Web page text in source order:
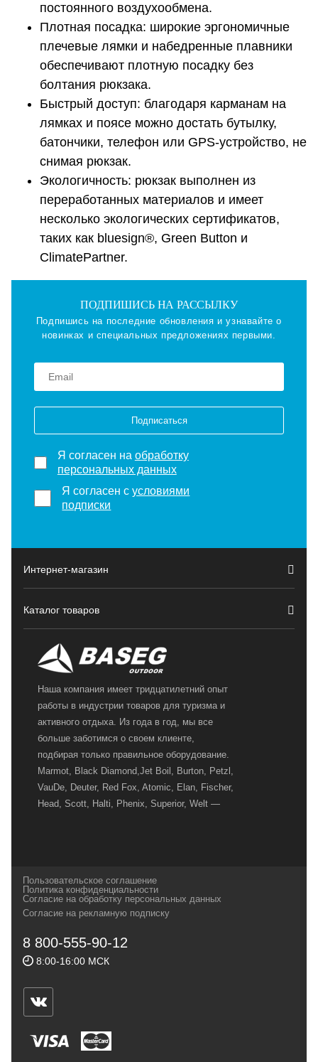
постоянного воздухообмена.
Плотная посадка: широкие эргономичные
плечевые лямки и набедренные плавники
обеспечивают плотную посадку без
болтания рюкзака.
Быстрый доступ: благодаря карманам на
лямках и поясе можно достать бутылку,
батончики, телефон или GPS-устройство, не
снимая рюкзак.
Экологичность: рюкзак выполнен из
переработанных материалов и имеет
несколько экологических сертификатов,
таких как bluesign®, Green Button и
ClimatePartner.
ПОДПИШИСЬ НА РАССЫЛКУ
Подпишись на последние обновления и узнавайте о
новинках и специальных предложениях первыми.
Подписаться
Я согласен на обработку
персональных данных
Я согласен сусловиями
подписки
Интернет-магазин
Каталог товаров
Наша компания имеет тридцатилетний опыт
работы в индустрии товаров для туризма и
активного отдыха. Из года в год, мы все
больше заботимся о своем клиенте,
подбирая только правильное оборудование.
Marmot, Black Diamond,Jet Boil, Burton, Petzl,
VauDe, Deuter, Red Fox, Atomic, Elan, Fischer,
Head, Scott, Halti, Phenix, Superior, Welt —
и взыскательных путешественников,
спортсменов и отдыхающих.
Геннадьевич
ИНН 590300057023 ОГРН 304590319000121
ул.Советская, 25, магазин Басег.
Тел./факс (342) 2101242
Пользовательское соглашение
Политика конфиденциальности
Согласие на обработку персональных данных
Согласие на рекламную подписку
8 800-555-90-12
8:00-16:00 МСК